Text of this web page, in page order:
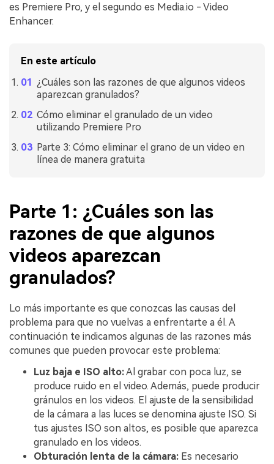
es Premiere Pro, y el segundo es Media.io - Video
Enhancer.
En este artículo
¿Cuáles son las razones de que algunos videos
aparezcan granulados?
Cómo eliminar el granulado de un video
utilizando Premiere Pro
Parte 3: Cómo eliminar el grano de un video en
línea de manera gratuita
Parte 1: ¿Cuáles son las
razones de que algunos
videos aparezcan
granulados?
Lo más importante es que conozcas las causas del
problema para que no vuelvas a enfrentarte a él. A
continuación te indicamos algunas de las razones más
comunes que pueden provocar este problema:
Luz baja e ISO alto:Al grabar con poca luz, se
produce ruido en el video.󠀲󠀡󠀥󠀦󠀣󠀣󠀤󠀥󠀢󠀳󠀰 Además, puede producir
gránulos en los videos. El ajuste de la sensibilidad
de la cámara a las luces se denomina ajuste ISO. Si
tus ajustes ISO son altos, es posible que aparezca
granulado en los videos.
󠀰Obturación lenta de la cámara: Es necesario